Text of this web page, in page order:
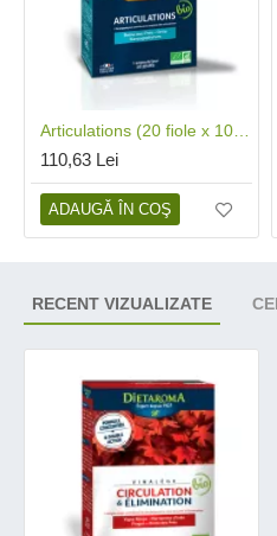
110,63 Lei
ADAUGĂ ÎN COŞ
RECENT VIZUALIZATE